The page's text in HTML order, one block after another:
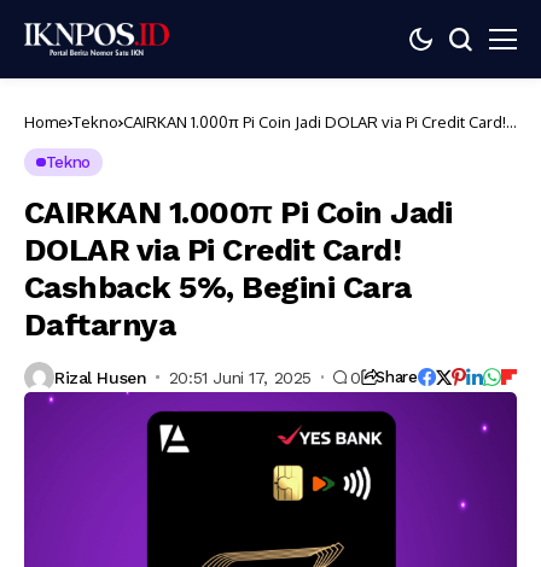
Home Tekno CAIRKAN 1.000π Pi Coin Jadi DOLAR via Pi Credit Card!
Tekno
CAIRKAN 1.000π Pi Coin Jadi
DOLAR via Pi Credit Card!
Cashback 5%, Begini Cara
Daftarnya
Rizal Husen 20:51 Juni 17, 2025 0 Share